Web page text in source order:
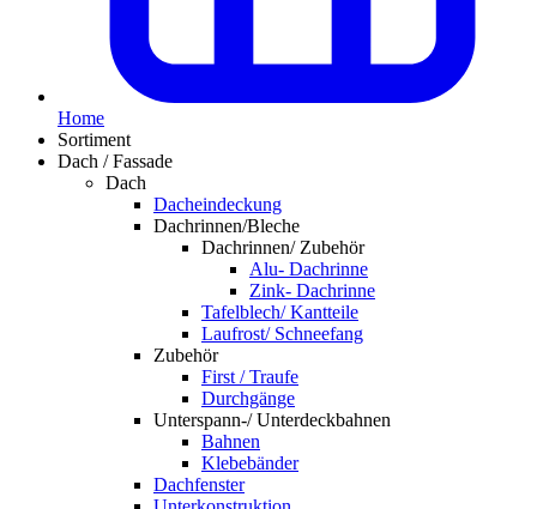
Home
Sortiment
Dach / Fassade
Dach
Dacheindeckung
Dachrinnen/Bleche
Dachrinnen/ Zubehör
Alu- Dachrinne
Zink- Dachrinne
Tafelblech/ Kantteile
Laufrost/ Schneefang
Zubehör
First / Traufe
Durchgänge
Unterspann-/ Unterdeckbahnen
Bahnen
Klebebänder
Dachfenster